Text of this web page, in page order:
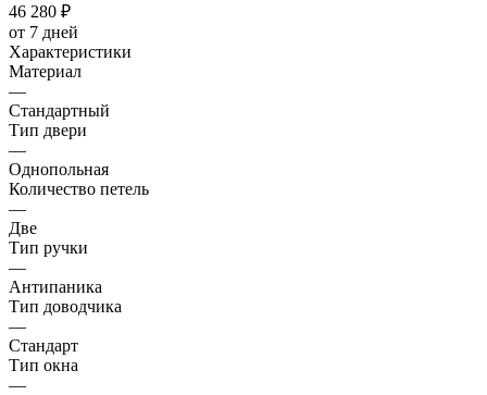
46 280 ₽
от 7 дней
Характеристики
Материал
—
Стандартный
Тип двери
—
Однопольная
Количество петель
—
Две
Тип ручки
—
Антипаника
Тип доводчика
—
Стандарт
Тип окна
—